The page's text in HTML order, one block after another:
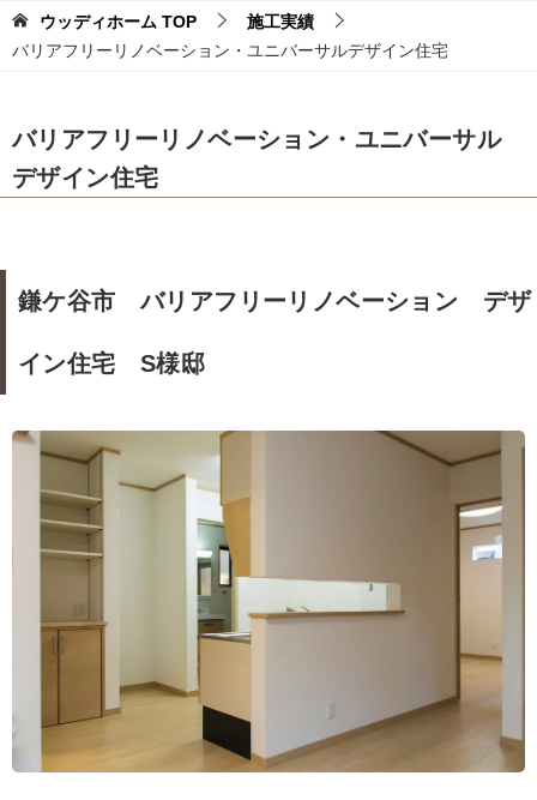
ウッディホーム TOP
施工実績
バリアフリーリノベーション・ユニバーサルデザイン住宅
バリアフリーリノベーション・ユニバーサル
デザイン住宅
鎌ケ谷市 バリアフリーリノベーション デザ
イン住宅 S様邸